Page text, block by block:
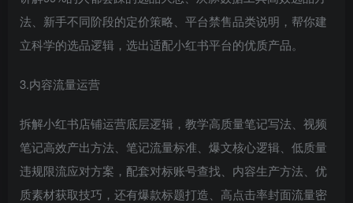
法、新手不同阶段的定价策略、平台禁售品类说明，帮你建
立科学的选品逻辑，选出适配小红书平台的优质产品。
3.内容流量运营
拆解小红书店铺运营底层逻辑，教学高质量笔记写法、视频
笔记高效产出方法、笔记流量标准、爆文核心逻辑、低质量
违规限流应对方案，配套对标账号查找、内容生产方法、优
质素材获取技巧，还有爆款标题打造、高点击率封面流量密